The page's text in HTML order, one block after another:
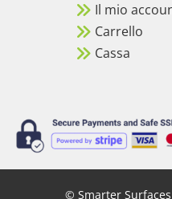
Il mio
Carrello
Cassa
© Smarter